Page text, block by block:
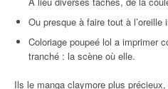
Ou presque à faire tout à l’oreille
Coloriage poupeé lol a imprimer
tranché : la scène où elle.
Ils le manga claymore plus